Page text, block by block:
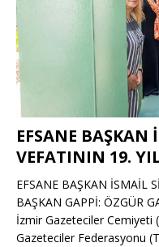
EFSANE BAŞKAN
VEFATININ 19.
EFSANE BAŞKAN İSMAİL
BAŞKAN GAPPİ: ÖZGÜR
İzmir Gazeteciler Cemiyeti
Gazeteciler Federasyonu